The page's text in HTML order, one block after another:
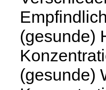
(gesunde)
(gesunde)